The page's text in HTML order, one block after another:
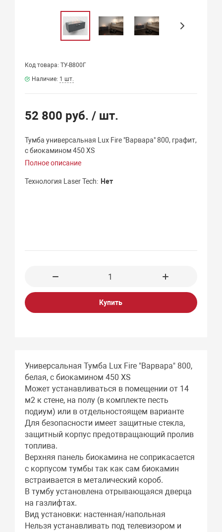
Код товара: ТУ-В800Г
Наличие: 1 шт.
52 800 руб./ шт.
Тумба универсальная Lux Fire "Варвара" 800, графит,
с биокамином 450 XS
Полное описание
Технология Laser Tech Нет
Купить
Универсальная Тумба Lux Fire "Варвара" 800,
белая, с биокамином 450 XS
Может устанавливаться в помещении от 14
м2 к стене, на полу (в комплекте песть
подиум) или в отдельностоящем варианте
Для безопасности имеет защитные стекла,
защитный корпус предотвращающий пролив
топлива.
Верхняя панель биокамина не соприкасается
с корпусом тумбы так как сам биокамин
встраивается в металический короб.
В тумбу установлена отрывающаяся дверца
на газлифтах.
Вид установки: настенная/напольная
Нельзя устанавливать под телевизором и